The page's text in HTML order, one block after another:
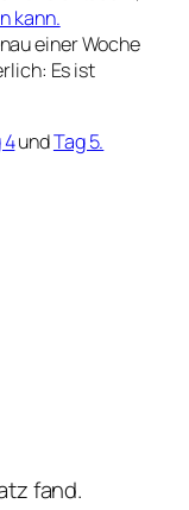
kann.
einer Woche
Es ist
4undTag 5.
fand.